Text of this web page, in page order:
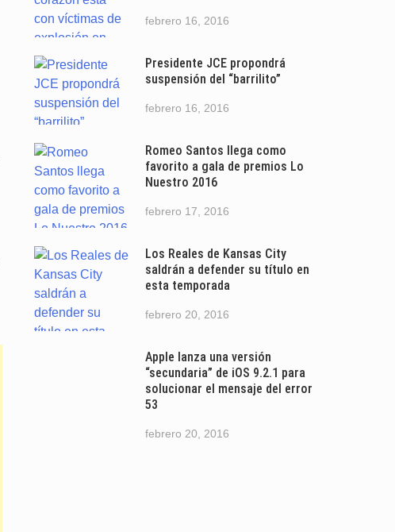
febrero 16, 2016
Presidente JCE propondrá
suspensión del “barrilito”
febrero 16, 2016
Romeo Santos llega como
favorito a gala de premios Lo
Nuestro 2016
febrero 17, 2016
Los Reales de Kansas City
saldrán a defender su título en
esta temporada
febrero 20, 2016
Apple lanza una versión
“secundaria” de iOS 9.2.1 para
solucionar el mensaje del error
53
febrero 20, 2016